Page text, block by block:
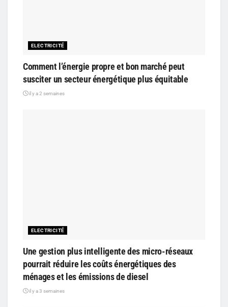
ELECTRICITÉ
Comment l’énergie propre et bon marché peut
susciter un secteur énergétique plus équitable
il y a 2 semaines
ELECTRICITÉ
Une gestion plus intelligente des micro-réseaux
pourrait réduire les coûts énergétiques des
ménages et les émissions de diesel
il y a 3 semaines